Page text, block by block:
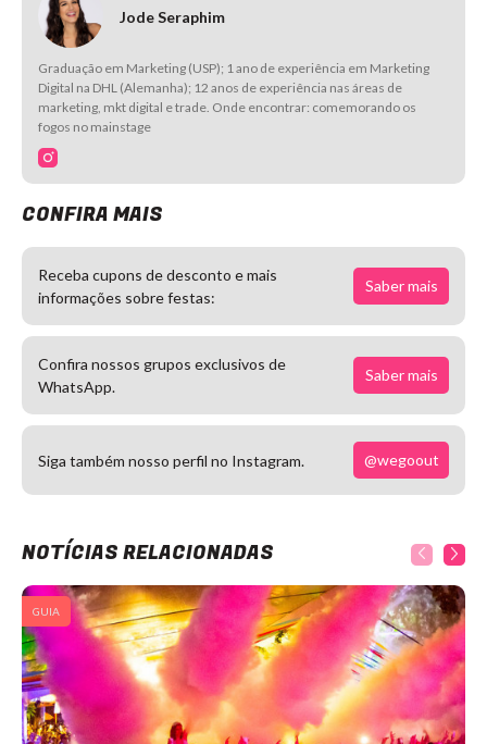
Jode Seraphim
Graduação em Marketing (USP); 1 ano de experiência em Marketing
Digital na DHL (Alemanha); 12 anos de experiência nas áreas de
marketing, mkt digital e trade. Onde encontrar: comemorando os
fogos no mainstage
CONFIRA MAIS
Receba cupons de desconto e mais
informações sobre festas:
Saber mais
Confira nossos grupos exclusivos de
WhatsApp.
Saber mais
Siga também nosso perfil no Instagram. @wegoout
NOTÍCIAS RELACIONADAS
GUIA